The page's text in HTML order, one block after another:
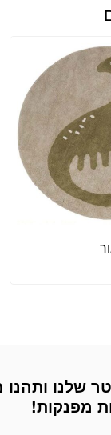
שלנו
מפנקות!